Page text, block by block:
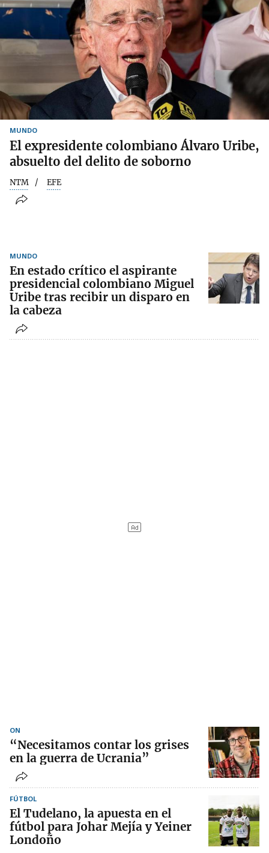
MUNDO
El expresidente colombiano Álvaro Uribe,
absuelto del delito de soborno
NTM EFE
MUNDO
En estado crítico el aspirante
presidencial colombiano Miguel
Uribe tras recibir un disparo en
la cabeza
ON
“Necesitamos contar los grises
en la guerra de Ucrania”
FÚTBOL
El Tudelano, la apuesta en el
fútbol para Johar Mejía y Yeiner
Londoño